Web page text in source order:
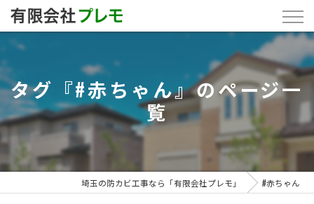
タグ『#赤ちゃん』のページ一
覧
埼玉の防カビ工事なら「有限会社プレモ」 #赤ちゃん